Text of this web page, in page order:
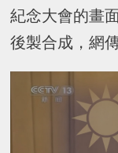
紀念大會的畫
後製合成，網